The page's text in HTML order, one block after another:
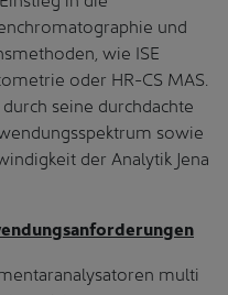
und
wie ISE
oder HR-CS MAS.
seine durchdachte
sowie
der Analytik Jena
multi